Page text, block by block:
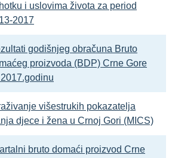
i uslovima života za period
2017
godišnjeg obračuna Bruto
proizvoda (BDP) Crne Gore
višestrukih pokazatelja
djece i žena u Crnoj Gori (MICS)
bruto domaći proizvod Crne